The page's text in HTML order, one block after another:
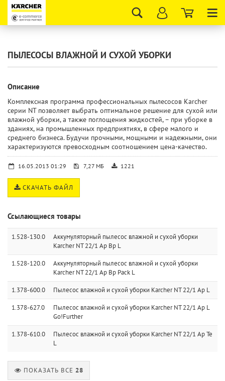
ПЫЛЕСОСЫ ВЛАЖНОЙ И СУХОЙ УБОРКИ
Описание
Комплексная программа профессиональных пылесосов Karcher
серии NT позволяет выбрать оптимальное решение для сухой или
влажной уборки, а также поглощения жидкостей, – при уборке в
зданиях, на промышленных предприятиях, в сфере малого и
среднего бизнеса. Будучи прочными, мощными и надежными, они
характеризуются превосходным соотношением цена-качество.
16.05.2013 01:29 7,27 МБ 1221
СКАЧАТЬ ФАЙЛ
Ссылающиеся товары
1.528-130.0
Аккумуляторный пылесос влажной и сухой уборки
Karcher NT 22/1 Ap Bp L
1.528-120.0
Аккумуляторный пылесос влажной и сухой уборки
Karcher NT 22/1 Ap Bp Pack L
1.378-600.0 Пылесос влажной и сухой уборки Karcher NT 22/1 Ap L
1.378-627.0
Пылесос влажной и сухой уборки Karcher NT 22/1 Ap L
Go!Further
1.378-610.0
Пылесос влажной и сухой уборки Karcher NT 22/1 Ap Te
L
ПОКАЗАТЬ ВСЕ 28